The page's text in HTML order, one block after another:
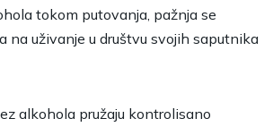
tokom putovanja, pažnja se
na uživanje u društvu svojih saputnika
alkohola pružaju kontrolisano